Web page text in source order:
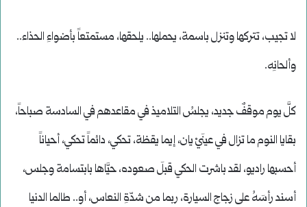
لا تجيب، تتركها وتنزل باسمة، يحملها.. يلحقها، مستمتعاً بأضواءِ الحذاء..
وألحانِه.
كلَّ يوم موقفٌ جديد، يجلسُ التلاميذ في مقاعدهم في السادسة صباحاً،
بقايا النوم ما تزال في عينَيْ يان، إيما يقظة، تحكي، دائماً تحكي، أحياناً
أحسبها راديو، لقد باشرت الحكي قبلَ صعوده، حيَّاها بابتسامة وجلس،
أسند رأسَهُ على زجاج السيارة، ربما من شدّةِ النعاس، أو.. طالما الدنيا